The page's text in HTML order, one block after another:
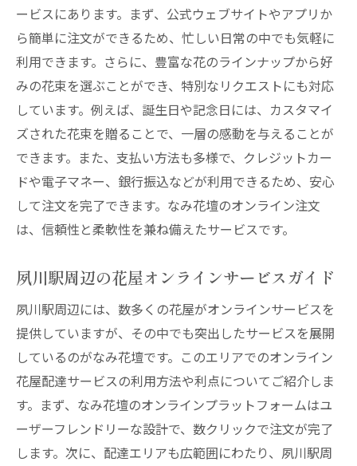
ービスにあります。まず、公式ウェブサイトやアプリか
ら簡単に注文ができるため、忙しい日常の中でも気軽に
利用できます。さらに、豊富な花のラインナップから好
みの花束を選ぶことができ、特別なリクエストにも対応
しています。例えば、誕生日や記念日には、カスタマイ
ズされた花束を贈ることで、一層の感動を与えることが
できます。また、支払い方法も多様で、クレジットカー
ドや電子マネー、銀行振込などが利用できるため、安心
して注文を完了できます。なみ花壇のオンライン注文
は、信頼性と柔軟性を兼ね備えたサービスです。
夙川駅周辺の花屋オンラインサービスガイド
夙川駅周辺には、数多くの花屋がオンラインサービスを
提供していますが、その中でも突出したサービスを展開
しているのがなみ花壇です。このエリアでのオンライン
花屋配達サービスの利用方法や利点についてご紹介しま
す。まず、なみ花壇のオンラインプラットフォームはユ
ーザーフレンドリーな設計で、数クリックで注文が完了
します。次に、配達エリアも広範囲にわたり、夙川駅周